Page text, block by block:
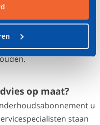
meerdere vestigingen
onderhoud op
waarbij alle merken
op maat?
u
staan